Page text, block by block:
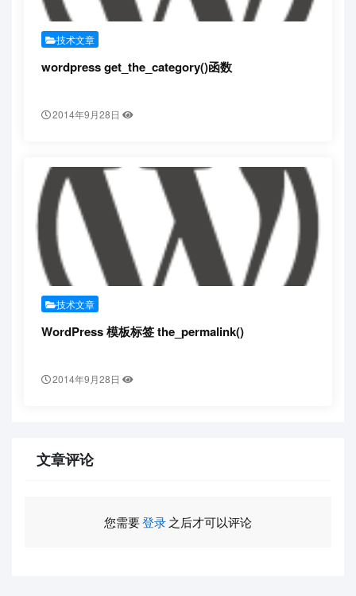
技术文章
wordpress get_the_category()函数
2014年9月28日
技术文章
WordPress 模板标签 the_permalink()
2014年9月28日
文章评论
您需要登录之后才可以评论